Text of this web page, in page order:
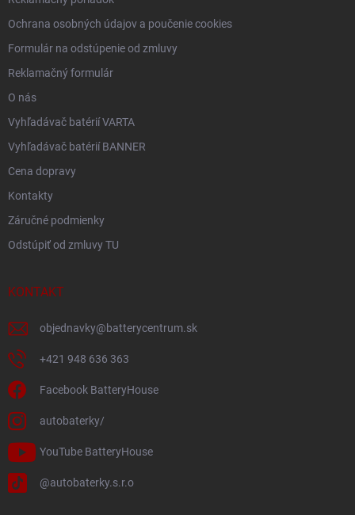
Ochrana osobných údajov a poučenie cookies
Formulár na odstúpenie od zmluvy
Reklamačný formulár
O nás
Vyhľadávač batérií VARTA
Vyhľadávač batérií BANNER
Cena dopravy
Kontakty
Záručné podmienky
Odstúpiť od zmluvy TU
KONTAKT
objednavky@batterycentrum.sk
+421 948 636 363
Facebook BatteryHouse
autobaterky/
YouTube BatteryHouse
@autobaterky.s.r.o